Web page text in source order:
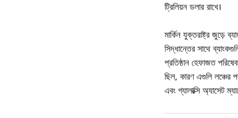
ট্রিলিয়ন ডলার রাখে।
মার্কিন যুক্তরাষ্ট্র জুড়ে
সিদ্ধান্তের সাথে
প্রতিষ্ঠান হেফাজত
ছিল, কারণ এগুলি লঞ্চের
এবং গ্যালাক্সি অ্যাসেট